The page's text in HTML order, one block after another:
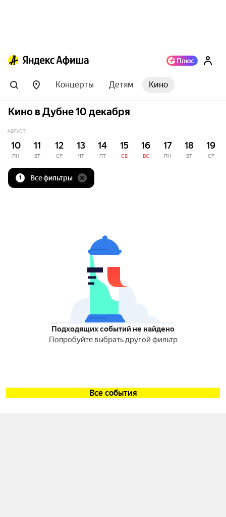
Концерты Детям Кино
Кино в Дубне 10 декабря
АВГУСТ
10
ПН
11
ВТ
12
СР
13
ЧТ
14
ПТ
15
СБ
16
ВС
17
ПН
18
ВТ
19
СР
1 Все фильтры
Подходящих событий не найдено
Попробуйте выбрать другой фильтр
Все события